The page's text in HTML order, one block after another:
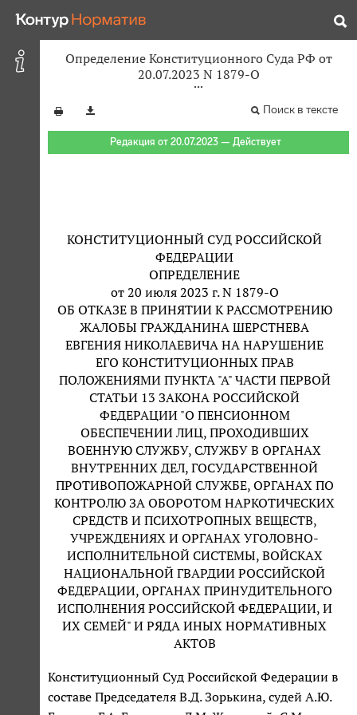
Определение Конституционного Суда РФ от
20.07.2023 N 1879-О
Поиск в тексте
Редакция от 20.07.2023 — Действует
КОНСТИТУЦИОННЫЙ СУД РОССИЙСКОЙ
ФЕДЕРАЦИИ
ОПРЕДЕЛЕНИЕ
от 20 июля 2023 г. N 1879-О
ОБ ОТКАЗЕ В ПРИНЯТИИ К РАССМОТРЕНИЮ
ЖАЛОБЫ ГРАЖДАНИНА ШЕРСТНЕВА
ЕВГЕНИЯ НИКОЛАЕВИЧА НА НАРУШЕНИЕ
ЕГО КОНСТИТУЦИОННЫХ ПРАВ
ПОЛОЖЕНИЯМИ ПУНКТА "А" ЧАСТИ ПЕРВОЙ
СТАТЬИ 13 ЗАКОНА РОССИЙСКОЙ
ФЕДЕРАЦИИ "О ПЕНСИОННОМ
ОБЕСПЕЧЕНИИ ЛИЦ, ПРОХОДИВШИХ
ВОЕННУЮ СЛУЖБУ, СЛУЖБУ В ОРГАНАХ
ВНУТРЕННИХ ДЕЛ, ГОСУДАРСТВЕННОЙ
ПРОТИВОПОЖАРНОЙ СЛУЖБЕ, ОРГАНАХ ПО
КОНТРОЛЮ ЗА ОБОРОТОМ НАРКОТИЧЕСКИХ
СРЕДСТВ И ПСИХОТРОПНЫХ ВЕЩЕСТВ,
УЧРЕЖДЕНИЯХ И ОРГАНАХ УГОЛОВНО-
ИСПОЛНИТЕЛЬНОЙ СИСТЕМЫ, ВОЙСКАХ
НАЦИОНАЛЬНОЙ ГВАРДИИ РОССИЙСКОЙ
ФЕДЕРАЦИИ, ОРГАНАХ ПРИНУДИТЕЛЬНОГО
ИСПОЛНЕНИЯ РОССИЙСКОЙ ФЕДЕРАЦИИ, И
ИХ СЕМЕЙ" И РЯДА ИНЫХ НОРМАТИВНЫХ
АКТОВ
Конституционный Суд Российской Федерации в
составе Председателя В.Д. Зорькина, судей А.Ю.